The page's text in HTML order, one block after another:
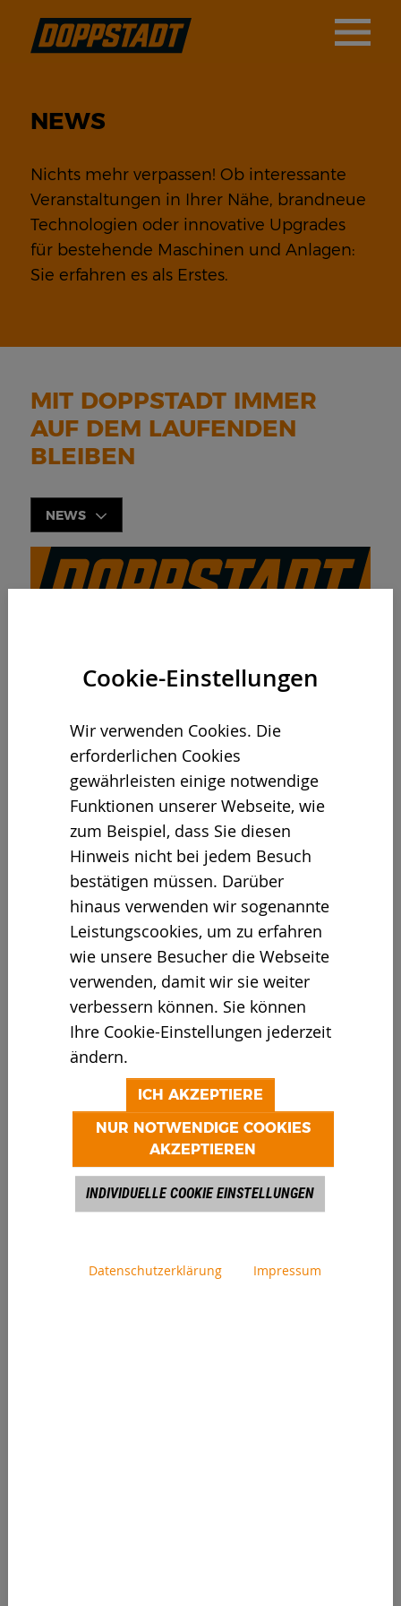
Cookie-Einstellungen
Wir verwenden Cookies. Die
erforderlichen Cookies
gewährleisten einige notwendige
Funktionen unserer Webseite, wie
zum Beispiel, dass Sie diesen
Hinweis nicht bei jedem Besuch
bestätigen müssen. Darüber
hinaus verwenden wir sogenannte
Leistungscookies, um zu erfahren
wie unsere Besucher die Webseite
verwenden, damit wir sie weiter
verbessern können. Sie können
Ihre Cookie-Einstellungen jederzeit
ändern.
ICH AKZEPTIERE
NUR NOTWENDIGE COOKIES
AKZEPTIEREN
INDIVIDUELLE COOKIE EINSTELLUNGEN
Datenschutzerklärung Impressum
NEWS
Nichts mehr verpassen! Ob interessante
Veranstaltungen in Ihrer Nähe, brandneue
Technologien oder innovative Upgrades
für bestehende Maschinen und Anlagen:
Sie erfahren es als Erstes.
MIT DOPPSTADT IMMER
AUF DEM LAUFENDEN
BLEIBEN
NEWS
VORTEIL: VOLL
BESTEHENDE
RECYCLINGTECHNIK
19.01.2022
LIVE VOR ORT AUF DER
COMPOST22 IN TEXAS
17.01.2022
BESUCHT UNS AUF DER